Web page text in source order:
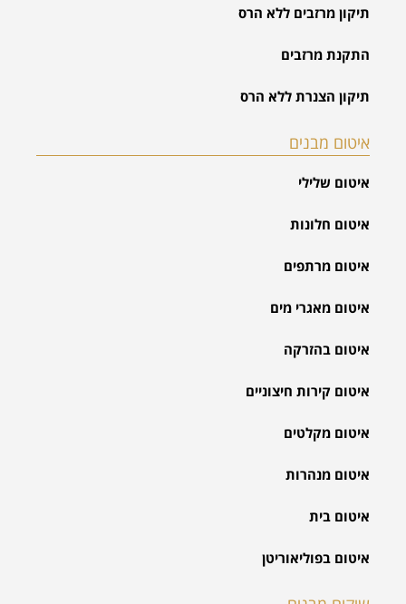
תיקון מרזבים ללא הרס
התקנת מרזבים
תיקון הצנרת ללא הרס
איטום מבנים
איטום שלילי
איטום חלונות
איטום מרתפים
איטום מאגרי מים
איטום בהזרקה
איטום קירות חיצוניים
איטום מקלטים
איטום מנהרות
איטום בית
איטום בפוליאוריטן